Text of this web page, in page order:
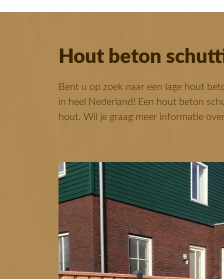
Hout beton
Bent u op zoek naar een lage hout
in heel Nederland! Een hout beton
hout. Wil je graag meer informatie